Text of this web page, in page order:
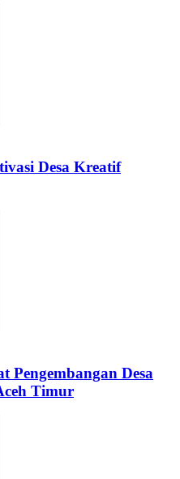
Desa Kreatif
Pengembangan Desa
Timur